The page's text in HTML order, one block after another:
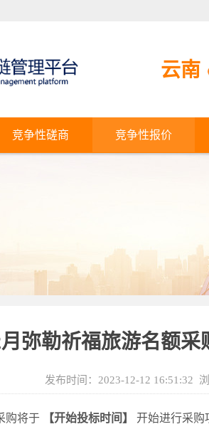
云南
竞争性磋商 竞争性报价
月弥勒祈福旅游名额
发布时间：2023-12-12 16:51:32 浏
购将于 【开始投标时间】 开始进行采购